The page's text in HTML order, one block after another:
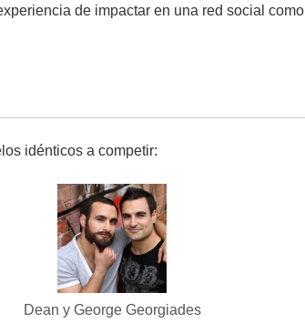
de impactar en una red social como
idénticos a competir:
Dean y George Georgiades